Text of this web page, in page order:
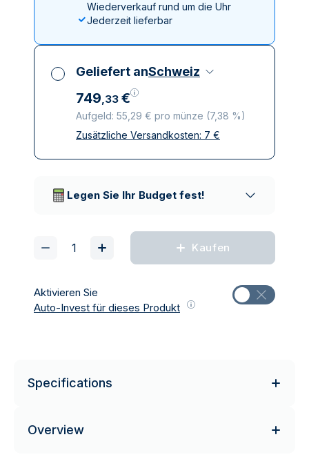
Wiederverkauf rund um die Uhr
Jederzeit lieferbar
Geliefert anSchweiz
749,33 €
Aufgeld: 55,29 € pro münze (7,38 %)
Alle Steuern inbegriffen
Zusätzliche Versandkosten: 7 €
Legen Sie Ihr Budget fest!
Kaufen
Aktivieren Sie
Auto-Invest für dieses Produkt
Specifications
Overview